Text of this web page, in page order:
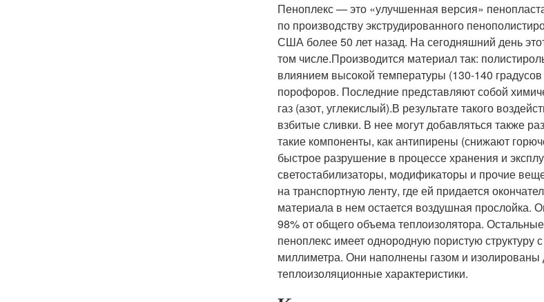
Пеноплекс — это «улучшенная версия»
по производству экструдированного
США более 50 лет назад. На сегодняшний день
том числе.Производится материал так:
влиянием высокой температуры (130-140
порофоров. Последние представляют собой
газ (азот, углекислый).В результате такого
взбитые сливки. В нее могут добавляться также
такие компоненты, как антипирены (снижают
быстрое разрушение в процессе хранения и
светостабилизаторы, модификаторы и прочие
на транспортную ленту, где ей придается
материала в нем остается воздушная прослойка.
98% от общего объема теплоизолятора.
пеноплекс имеет однородную пористую
миллиметра. Они наполнены газом и изолированы
теплоизоляционные характеристики.